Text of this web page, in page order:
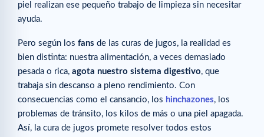
piel realizan ese pequeño trabajo de limpieza sin necesitar
ayuda.
Pero según los fans de las curas de jugos, la realidad es
bien distinta: nuestra alimentación, a veces demasiado
pesada o rica, agota nuestro sistema digestivo, que
trabaja sin descanso a pleno rendimiento. Con
consecuencias como el cansancio, los hinchazones, los
problemas de tránsito, los kilos de más o una piel apagada.
Así, la cura de jugos promete resolver todos estos